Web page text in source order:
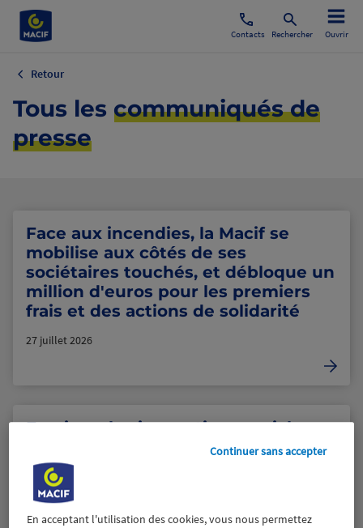
Contacts Rechercher Ouvrir
Retour
Tous les communiqués de
presse
Face aux incendies, la Macif se
mobilise aux côtés de ses
sociétaires touchés, et débloque un
million d'euros pour les premiers
frais et des actions de solidarité
27 juillet 2026
Essaimer les innovations sociales :
La Fondation Macif et l’Avise
dévoilent les 8 lauréats de la 12e
promotion P’INS
9 juillet 2026
En acceptant l'utilisation des cookies, vous nous permettez
Continuer sans accepter